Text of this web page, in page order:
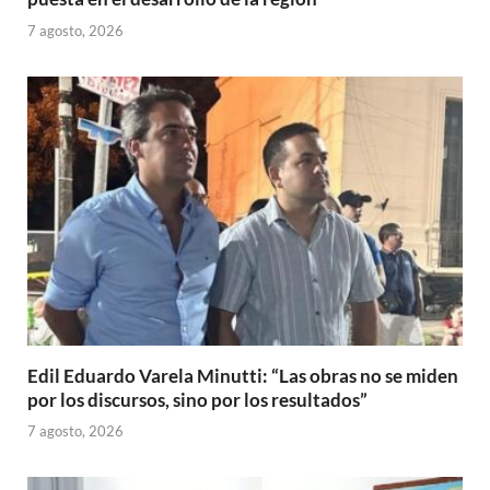
7 agosto, 2026
Edil Eduardo Varela Minutti: “Las obras no se miden
por los discursos, sino por los resultados”
7 agosto, 2026